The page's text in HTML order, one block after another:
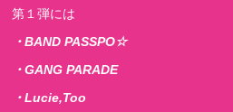
第１弾には
・BAND PASSPO☆
・GANG PARADE
・Lucie,Too